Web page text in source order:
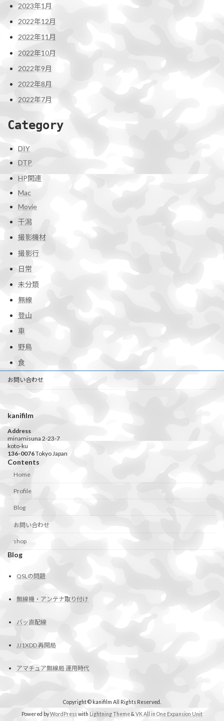
2023年1月
2022年12月
2022年11月
2022年10月
2022年9月
2022年8月
2022年7月
Category
DIY
DTP
HP関連
Mac
Movie
干潟
撮影機材
撮影行
日常
未分類
無線
登山
車
野鳥
食
お問い合わせ
kanifilm
Address
minamisuna 2-23-7
koto-ku
136-0076Tokyo Japan
Contents
Home
Profile
Blog
お問い合わせ
shop
Blog
QSLの問題
無線機・アンテナ取り付け
バッ直配線
JJ1XDD 再開局
アマチュア無線局 運用時代
Copyright © kanifilm All Rights Reserved.
Powered byWordPresswith Lightning Theme& VK All in One Expansion Unit